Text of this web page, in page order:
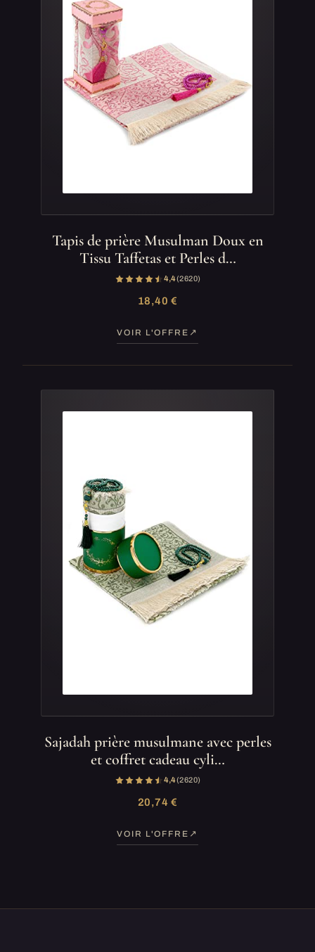
Tapis de prière Musulman Doux en
Tissu Taffetas et Perles d…
4,4(2 620)
18,40 €
VOIR L'OFFRE
Sajadah prière musulmane avec perles
et coffret cadeau cyli…
4,4(2 620)
20,74 €
VOIR L'OFFRE